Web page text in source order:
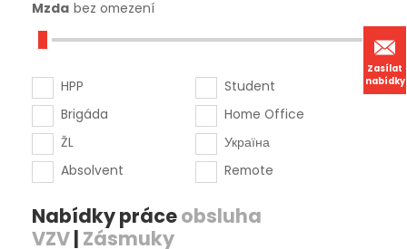
Zasílat
nabídky
Mzda bez omezení
HPP
Brigáda
ŽL
Absolvent
Student
Home Office
Україна
Remote
Nabídky práceobsluha
VZV| Zásmuky